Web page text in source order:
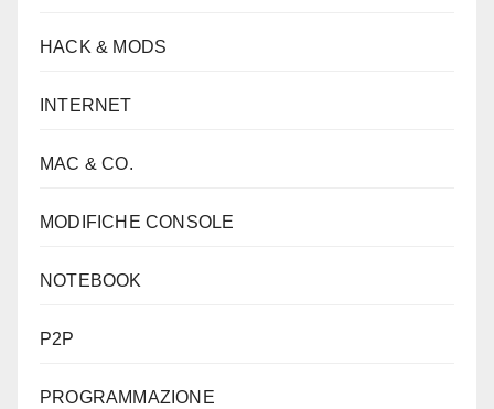
HACK & MODS
INTERNET
MAC & CO.
MODIFICHE CONSOLE
NOTEBOOK
P2P
PROGRAMMAZIONE